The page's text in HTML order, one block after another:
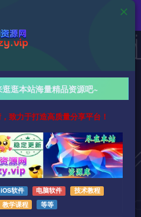
训练营9节课完整版！
作者已发布3738篇文章
逛本站海量精品资源吧~
致力于打造高质量分享平台！
iOS软件 电脑软件
技术教程
教学课程 等等